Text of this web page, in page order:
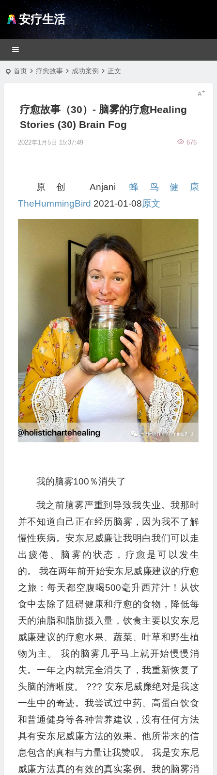
安疗生活
首页 疗愈故事 成功案例 正文
疗愈故事（30）- 脑雾的疗愈Healing
Stories (30) Brain Fog
2022年1月5日 15:37:49 676
原创 Anjani蜂鸟健康
TheHummingBird 2021-01-08原文
我的脑雾100％消失了
我之前脑雾严重到导致我失业。我那时
并不知道自己正在经历脑雾，因为我不了解
慢性疾病。安东尼威廉让我明白我们可以走
出疲倦、脑雾的状态，疗愈是可以发生
的。 我在两年前开始安东尼威廉建议的疗愈
之旅：每天都空腹喝500毫升西芹汁！从饮
食中去除了阻碍健康和疗愈的食物，降低每
天的油脂和脂肪摄入量，饮食主要以安东尼
威廉建议的疗愈水果、蔬菜、叶草和野生植
物为主。 我的脑雾几乎马上就开始慢慢消
失。一年之内就完全消失了，我重新恢复了
头脑的清晰度。 ??? 安东尼威廉绝对是我这
一生中的奇迹。我尝试过中药、高蛋白饮食
和普通健身等各种营养建议，没有任何方法
具有安东尼威廉方法的效果。他所带来的信
息包含的真相与力量让我赞叹。 我是安东尼
威廉方法真的有效的真实案例。我的脑雾消